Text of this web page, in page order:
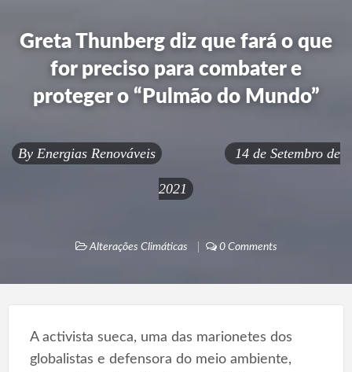
Greta Thunberg diz que fará o que
for preciso para combater e
proteger o “Pulmão do Mundo”
By Energias Renováveis 14 de Setembro de
2021
Alterações Climáticas 0 Comments
A activista sueca, uma das marionetes dos
globalistas e defensora do meio ambiente,